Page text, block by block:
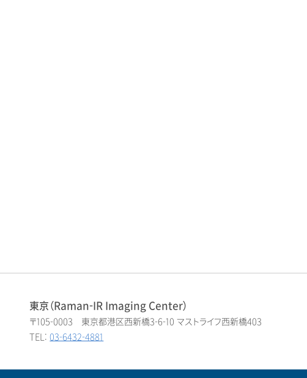
東京（Raman-IR Imaging Center）
〒105-0003 東京都港区西新橋3-6-10 マストライフ西新橋403
TEL:03-6432-4881